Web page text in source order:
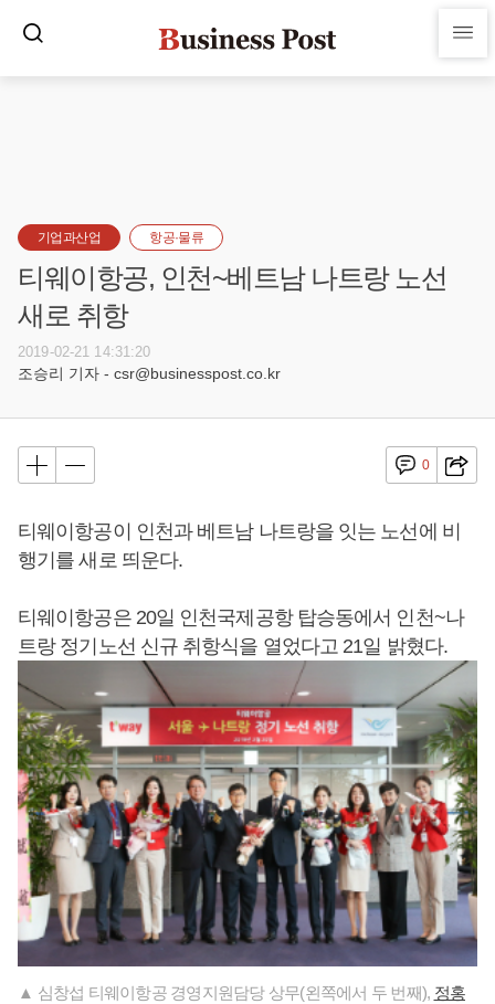
기업과산업 항공·물류
티웨이항공, 인천~베트남 나트랑 노선
새로 취항
2019-02-21 14:31:20
조승리 기자 - csr@businesspost.co.kr
0
티웨이항공이 인천과 베트남 나트랑을 잇는 노선에 비
행기를 새로 띄운다.
티웨이항공은 20일 인천국제공항 탑승동에서 인천~나
트랑 정기노선 신규 취항식을 열었다고 21일 밝혔다.
▲ 심창섭 티웨이항공 경영지원담당 상무(왼쪽에서 두 번째), 정홍